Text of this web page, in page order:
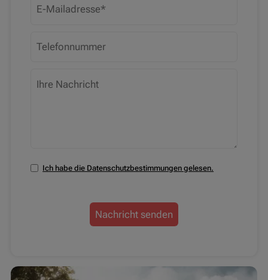
Ich habe die Datenschutzbestimmungen gelesen.
Nachricht senden